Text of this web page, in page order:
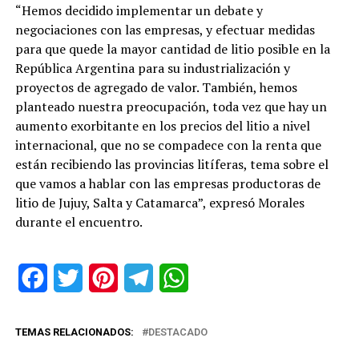
“Hemos decidido implementar un debate y
negociaciones con las empresas, y efectuar medidas
para que quede la mayor cantidad de litio posible en la
República Argentina para su industrialización y
proyectos de agregado de valor. También, hemos
planteado nuestra preocupación, toda vez que hay un
aumento exorbitante en los precios del litio a nivel
internacional, que no se compadece con la renta que
están recibiendo las provincias litíferas, tema sobre el
que vamos a hablar con las empresas productoras de
litio de Jujuy, Salta y Catamarca”, expresó Morales
durante el encuentro.
FacebookTwitter PinterestTelegram
TEMAS RELACIONADOS: DESTACADO